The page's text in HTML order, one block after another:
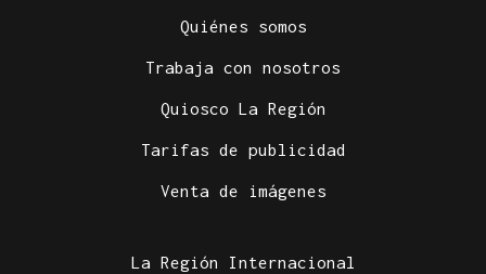
Quiénes somos
Trabaja con nosotros
Quiosco La Región
Tarifas de publicidad
Venta de imágenes
La Región Internacional